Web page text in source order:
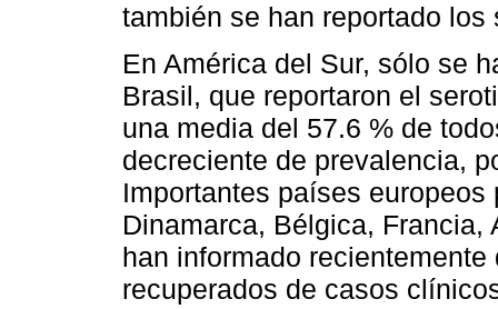
también se han reportado
En América del Sur, sólo se
Brasil, que reportaron el
una media del 57.6 % de
decreciente de prevalencia,
Importantes países
Dinamarca, Bélgica,
han informado
recuperados de casos